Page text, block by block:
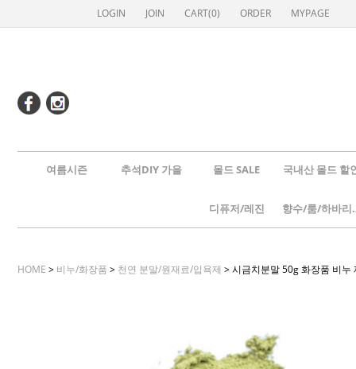
LOGIN JOIN CART(0) ORDER MYPAGE
여름시즌 추석DIY 가을 몰드 SALE 국내산 몰드 할
디퓨저/레진 향
HOME > 비누/화장품 > 천연 분말/원재료/입욕제 > 시금치분말 50g 화장품 비누